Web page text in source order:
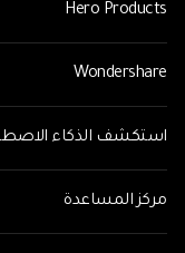
Hero Products
Wondershare
استكشف الذكاء
مركز المساعدة